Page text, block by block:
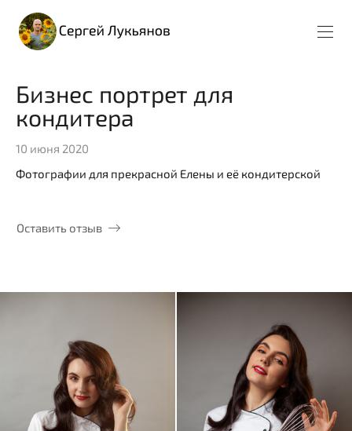
Бизнес портрет для
кондитера
10 июня 2020
Фотографии для прекрасной Елены и её кондитерской
Оставить отзыв